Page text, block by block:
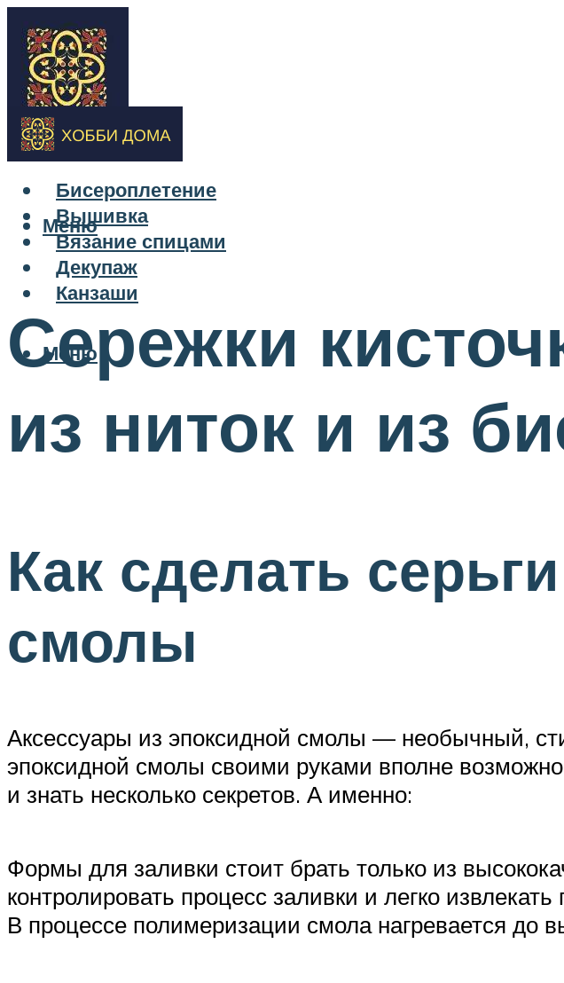
Бисероплетение
Вышивка
Вязание спицами
Декупаж
Канзаши
Меню
Меню
Сережки
из ниток и из
Как сделать
смолы
Аксессуары из эпоксидной смолы — необычный,
эпоксидной смолы своими руками вполне
и знать несколько секретов. А именно:
Формы для заливки стоит брать только из
контролировать процесс заливки и легко извлекать
В процессе полимеризации смола нагревается до